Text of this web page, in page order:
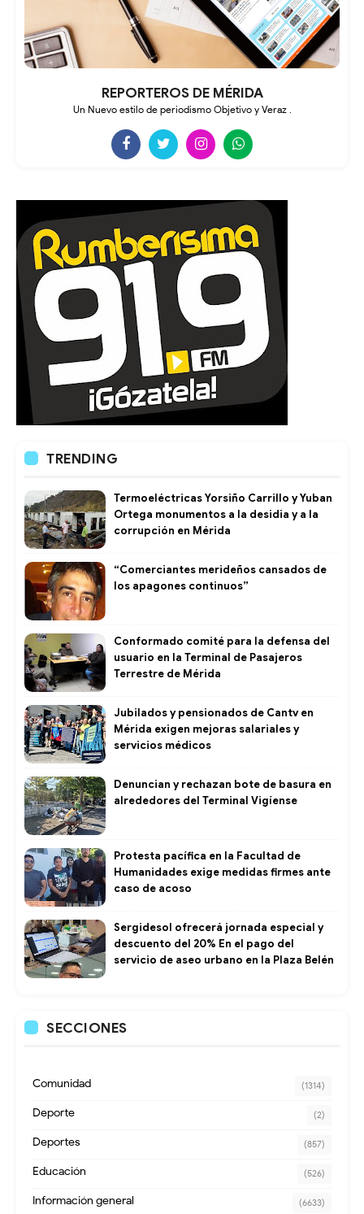
REPORTEROS DE MÉRIDA
Un Nuevo estilo de periodismo Objetivo y Veraz .
TRENDING
Termoeléctricas Yorsiño Carrillo y Yuban
Ortega monumentos a la desidia y a la
corrupción en Mérida
“Comerciantes merideños cansados de
los apagones continuos”
Conformado comité para la defensa del
usuario en la Terminal de Pasajeros
Terrestre de Mérida
Jubilados y pensionados de Cantv en
Mérida exigen mejoras salariales y
servicios médicos
Denuncian y rechazan bote de basura en
alrededores del Terminal Vigíense
Protesta pacífica en la Facultad de
Humanidades exige medidas firmes ante
caso de acoso
Sergidesol ofrecerá jornada especial y
descuento del 20% En el pago del
servicio de aseo urbano en la Plaza Belén
SECCIONES
Comunidad (1314)
Deporte (2)
Deportes (857)
Educación (526)
Información general (6633)